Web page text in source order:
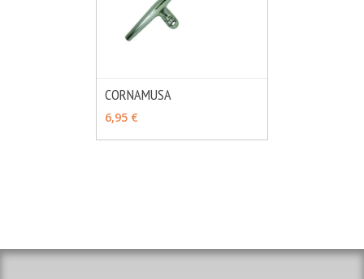
CORNAMUSA
6,95 €